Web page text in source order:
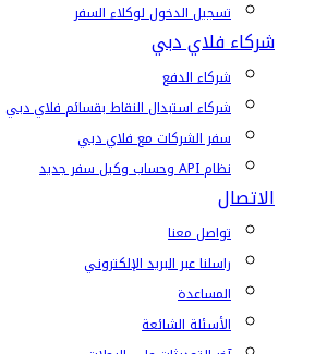
تسجيل الدخول لوكلاء السفر
شركاء فلاي دبي
شركاء الدفع
شركاء استبدال النقاط بقسائم فلاي دبي
سفر الشركات مع فلاي دبي
نظام API وحساب وكيل سفر جديد
الاتصال
تواصل معنا
راسلنا عبر البريد الإلكتروني
المساعدة
الأسئلة الشائعة